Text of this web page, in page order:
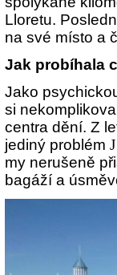
Lloretu.
na své místo a
Jak probíhala
Jako
si
centra dění. Z
jediný problém J
my nerušeně
bagáží a